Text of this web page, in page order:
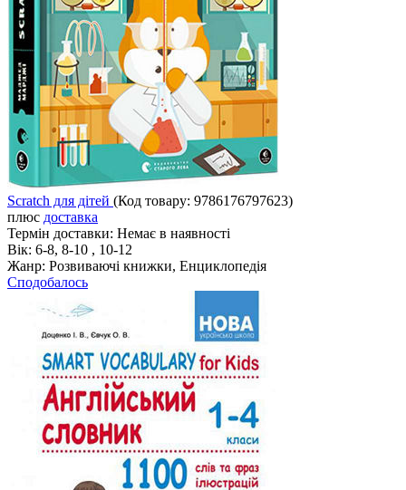
Scratch для дітей (Код товару: 9786176797623)
плюс доставка
Термін доставки: Немає в наявності
Вік: 6-8, 8-10 , 10-12
Жанр: Розвиваючі книжки, Енциклопедія
Сподобалось